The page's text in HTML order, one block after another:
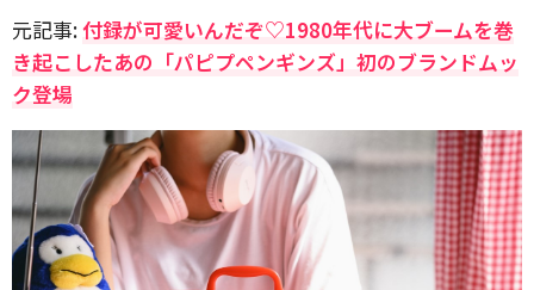
元記事:付録が可愛いんだぞ♡1980年代に大ブームを巻
き起こしたあの「パピプペンギンズ」初のブランドムッ
ク登場